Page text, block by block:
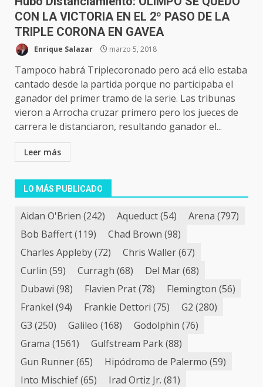
CON LA VICTORIA EN EL 2º PASO DE LA
TRIPLE CORONA EN GAVEA
Enrique Salazar marzo 5, 2018
Tampoco habrá Triplecoronado pero acá ello estaba
cantado desde la partida porque no participaba el
ganador del primer tramo de la serie. Las tribunas
vieron a Arrocha cruzar primero pero los jueces de
carrera le distanciaron, resultando ganador el...
Leer más
LO MÁS PUBLICADO
Aidan O'Brien (242) Aqueduct(54) Arena (797)
Bob Baffert(119) Chad Brown (98)
Charles Appleby(72) Chris Waller(67)
Curlin (59) Curragh (68) Del Mar(68)
Dubawi (98) Flavien Prat(78) Flemington (56)
Frankel (94) Frankie Dettori (75) G2 (280)
G3 (250) Galileo (168) Godolphin (76)
Grama (1561) Gulfstream Park(88)
Gun Runner(65) Hipódromo de Palermo (59)
Into Mischief(65) Irad Ortiz Jr. (81)